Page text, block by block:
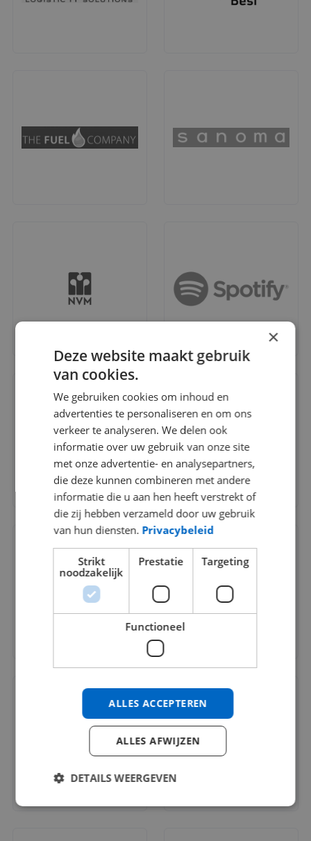
×
Deze website maakt gebruik
van cookies.
We gebruiken cookies om inhoud en
advertenties te personaliseren en om ons
verkeer te analyseren. We delen ook
informatie over uw gebruik van onze site
met onze advertentie- en analysepartners,
die deze kunnen combineren met andere
informatie die u aan hen heeft verstrekt of
die zij hebben verzameld door uw gebruik
van hun diensten. Privacybeleid
Strikt
noodzakelijk
Prestatie Targeting
Functioneel
ALLES ACCEPTEREN
ALLES AFWIJZEN
DETAILS WEERGEVEN